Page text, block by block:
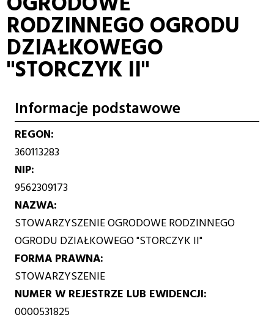
RODZINNEGO OGRODU
DZIAŁKOWEGO
"STORCZYK II"
Informacje podstawowe
REGON
360113283
NIP
9562309173
NAZWA
STOWARZYSZENIE OGRODOWE RODZINNEGO
OGRODU DZIAŁKOWEGO "STORCZYK II"
FORMA PRAWNA
STOWARZYSZENIE
NUMER W REJESTRZE LUB EWIDENCJI
0000531825